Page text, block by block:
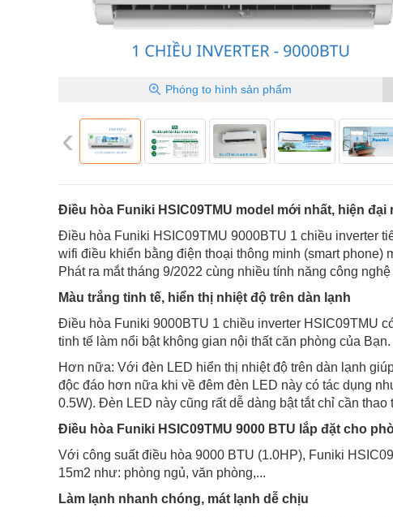
Phóng to hình sản phẩm
‹
Điều hòa Funiki HSIC09TMU model mới nhất, hiện đại
Điều hòa Funiki HSIC09TMU 9000BTU 1 chiều inverter
wifi điều khiển bằng điện thoại thông minh (smart phone)
Phát ra mắt tháng 9/2022 cùng nhiều tính năng công
Màu trắng tinh tế, hiển thị nhiệt độ trên dàn lạnh
Điều hòa Funiki 9000BTU 1 chiều inverter HSIC09TMU
tinh tế làm nổi bật không gian nội thất căn phòng của Bạn.
Hơn nữa: Với đèn LED hiển thị nhiệt độ trên dàn lạnh
độc đáo hơn nữa khi về đêm đèn LED này có tác dụng
0.5W). Đèn LED này cũng rất dễ dàng bật tắt chỉ cần thao
Điều hòa Funiki HSIC09TMU 9000 BTU lắp đặt cho
Với công suất điều hòa 9000 BTU (1.0HP), Funiki
15m2 như: phòng ngủ, văn phòng,...
Làm lạnh nhanh chóng, mát lạnh dễ chịu